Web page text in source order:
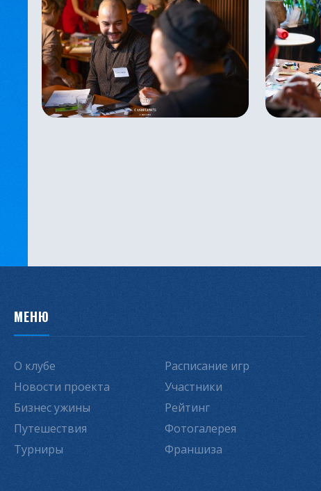
МЕНЮ
О клубе
Новости проекта
Бизнес ужины
Путешествия
Турниры
Расписание игр
Участники
Рейтинг
Фотогалерея
Франшиза